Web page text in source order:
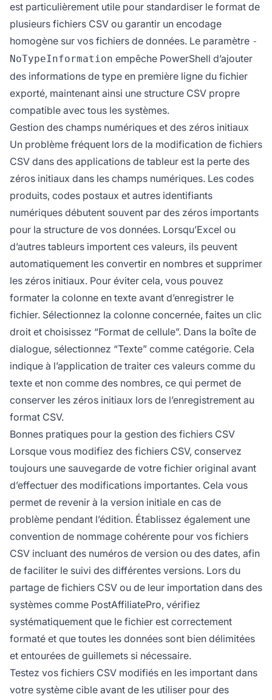
est particulièrement utile pour standardiser le format de
plusieurs fichiers CSV ou garantir un encodage
homogène sur vos fichiers de données. Le paramètre -
NoTypeInformation empêche PowerShell d’ajouter
des informations de type en première ligne du fichier
exporté, maintenant ainsi une structure CSV propre
compatible avec tous les systèmes.
Gestion des champs numériques et des zéros initiaux
Un problème fréquent lors de la modification de fichiers
CSV dans des applications de tableur est la perte des
zéros initiaux dans les champs numériques. Les codes
produits, codes postaux et autres identifiants
numériques débutent souvent par des zéros importants
pour la structure de vos données. Lorsqu’Excel ou
d’autres tableurs importent ces valeurs, ils peuvent
automatiquement les convertir en nombres et supprimer
les zéros initiaux. Pour éviter cela, vous pouvez
formater la colonne en texte avant d’enregistrer le
fichier. Sélectionnez la colonne concernée, faites un clic
droit et choisissez “Format de cellule”. Dans la boîte de
dialogue, sélectionnez “Texte” comme catégorie. Cela
indique à l’application de traiter ces valeurs comme du
texte et non comme des nombres, ce qui permet de
conserver les zéros initiaux lors de l’enregistrement au
format CSV.
Bonnes pratiques pour la gestion des fichiers CSV
Lorsque vous modifiez des fichiers CSV, conservez
toujours une sauvegarde de votre fichier original avant
d’effectuer des modifications importantes. Cela vous
permet de revenir à la version initiale en cas de
problème pendant l’édition. Établissez également une
convention de nommage cohérente pour vos fichiers
CSV incluant des numéros de version ou des dates, afin
de faciliter le suivi des différentes versions. Lors du
partage de fichiers CSV ou de leur importation dans des
systèmes comme PostAffiliatePro, vérifiez
systématiquement que le fichier est correctement
formaté et que toutes les données sont bien délimitées
et entourées de guillemets si nécessaire.
Testez vos fichiers CSV modifiés en les important dans
votre système cible avant de les utiliser pour des